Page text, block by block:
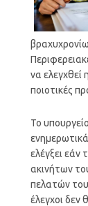
να ελεγχθεί
ποιοτικές
Το
ελέγξει εάν
ακινήτων
πελατών
έλεγχοι δεν